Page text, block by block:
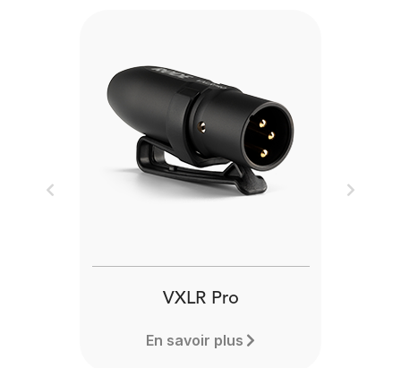
VXLR Pro
En savoir plus
Previous Next